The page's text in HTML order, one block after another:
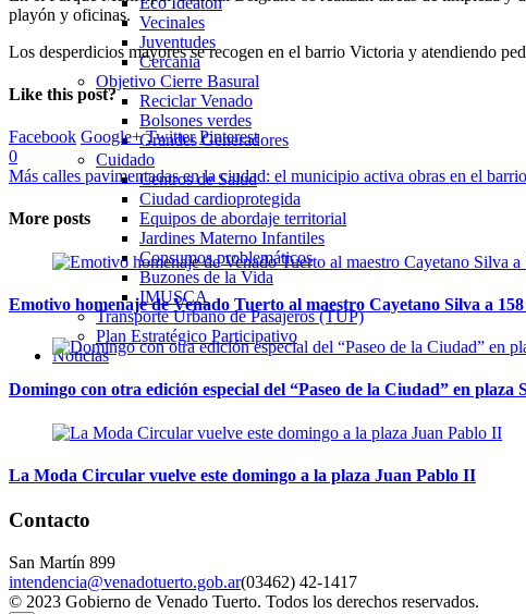
Vecinales
Juventudes
Cercania
Objetivo Cierre Basural
Reciclar Venado
Bolsones verdes
Grandes Generadores
Cuidado
Centros de Salud
Ciudad cardioprotegida
Equipos de abordaje territorial
Jardines Materno Infantiles
Consumos problemáticos
Buzones de la Vida
IMUSCA
Transporte Urbano de Pasajeros (TUP)
Plan Estratégico Participativo
Noticias
playón y oficinas.
Los desperdicios mayores se recogen en el barrio Victoria y atendiendo
Like this post?
Facebook Google+ Twitter Pinterest
0
Más calles pavimentadas en la ciudad: el municipio activa obras en el
More posts
Emotivo homenaje de Venado Tuerto al maestro Cayetano Silva a
Domingo con otra edición especial del “Paseo de la Ciudad” en plaza
La Moda Circular vuelve este domingo a la plaza Juan Pablo II
Contacto
San Martín 899
intendencia@venadotuerto.gob.ar(03462) 42-1417
© 2023 Gobierno de Venado Tuerto. Todos los derechos reservados.